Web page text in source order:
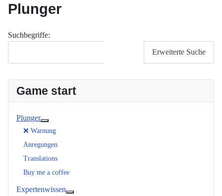
Plunger
Suchformular
Suchbegriffe:
Erweiterte Suche
Game start
Plunger
❌ Warnung
Anregungen
Translations
Buy me a coffee
Expertenwissen